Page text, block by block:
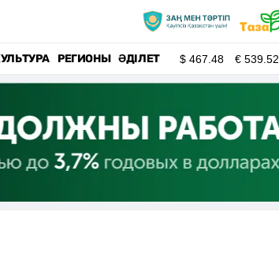
РЕГИОНЫ ӘДІЛЕТ $467.48 €539.52